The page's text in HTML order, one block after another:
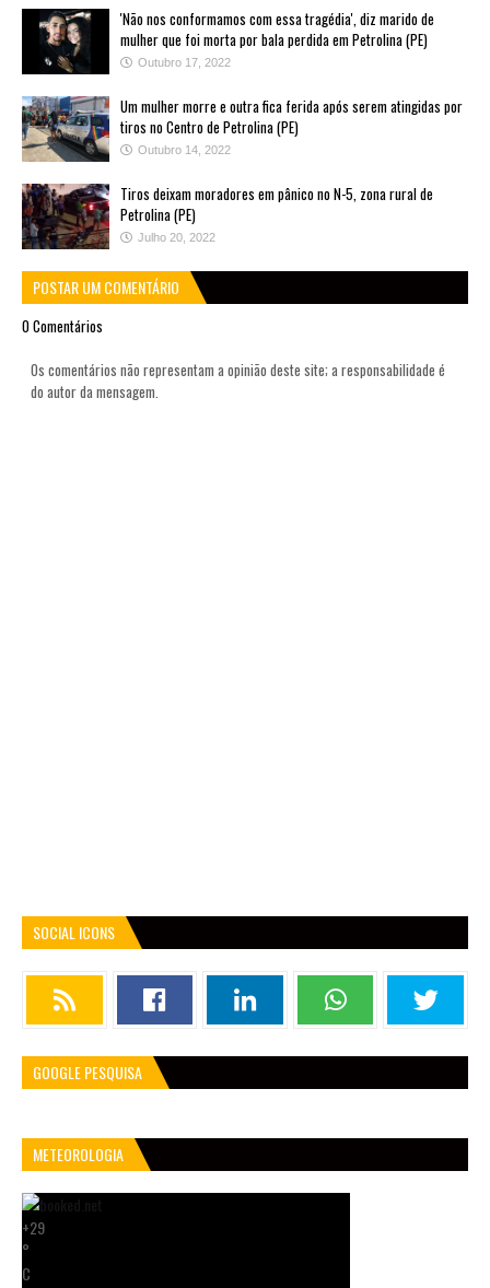
'Não nos conformamos com essa tragédia', diz marido de
mulher que foi morta por bala perdida em Petrolina (PE)
Outubro 17, 2022
Um mulher morre e outra fica ferida após serem atingidas por
tiros no Centro de Petrolina (PE)
Outubro 14, 2022
Tiros deixam moradores em pânico no N-5, zona rural de
Petrolina (PE)
Julho 20, 2022
POSTAR UM COMENTÁRIO
0 Comentários
Os comentários não representam a opinião deste site; a responsabilidade é
do autor da mensagem.
SOCIAL ICONS
GOOGLE PESQUISA
METEOROLOGIA
+29
°
C